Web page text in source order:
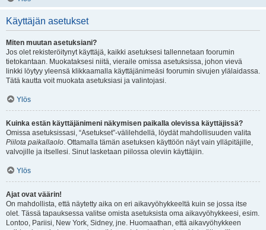
Käyttäjän asetukset
Miten muutan asetuksiani?
Jos olet rekisteröitynyt käyttäjä, kaikki asetuksesi tallennetaan foorumin
tietokantaan. Muokataksesi niitä, vieraile omissa asetuksissa, johon vievä
linkki löytyy yleensä klikkaamalla käyttäjänimeäsi foorumin sivujen ylälaidassa.
Tätä kautta voit muokata asetuksiasi ja valintojasi.
Ylös
Kuinka estän käyttäjänimeni näkymisen paikalla olevissa käyttäjissä?
Omissa asetuksissasi, “Asetukset”-välilehdellä, löydät mahdollisuuden valita
Piilota paikallaolo. Ottamalla tämän asetuksen käyttöön näyt vain ylläpitäjille,
valvojille ja itsellesi. Sinut lasketaan piilossa oleviin käyttäjiin.
Ylös
Ajat ovat väärin!
On mahdollista, että näytetty aika on eri aikavyöhykkeeltä kuin se jossa itse
olet. Tässä tapauksessa valitse omista asetuksista oma aikavyöhykkeesi, esim.
Lontoo, Pariisi, New York, Sidney, jne. Huomaathan, että aikavyöhykkeen